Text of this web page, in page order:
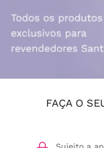
FAÇA O
Sujeito a